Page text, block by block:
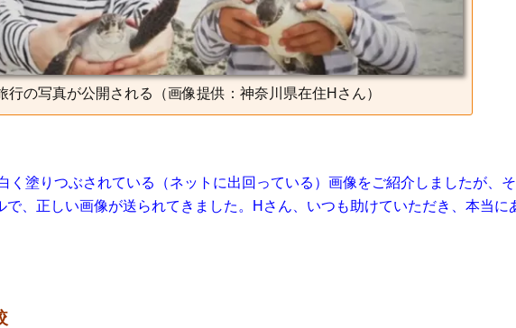
行の写真が公開される（画像提供：神奈川県在住Hさん）
塗りつぶされている（ネットに出回っている）画像をご紹介しましたが、そ
、正しい画像が送られてきました。Hさん、いつも助けていただき、本当に